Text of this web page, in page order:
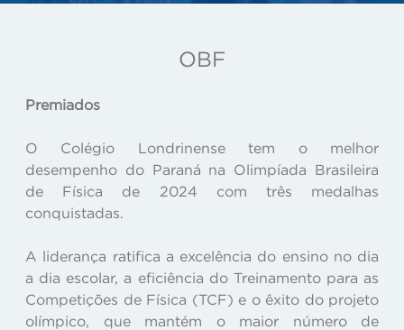
OBF
Premiados
O Colégio Londrinense tem o melhor
desempenho do Paraná na Olimpíada Brasileira
de Física de 2024 com três medalhas
conquistadas.
A liderança ratifica a excelência do ensino no dia
a dia escolar, a eficiência do Treinamento para as
Competições de Física (TCF) e o êxito do projeto
olímpico, que mantém o maior número de